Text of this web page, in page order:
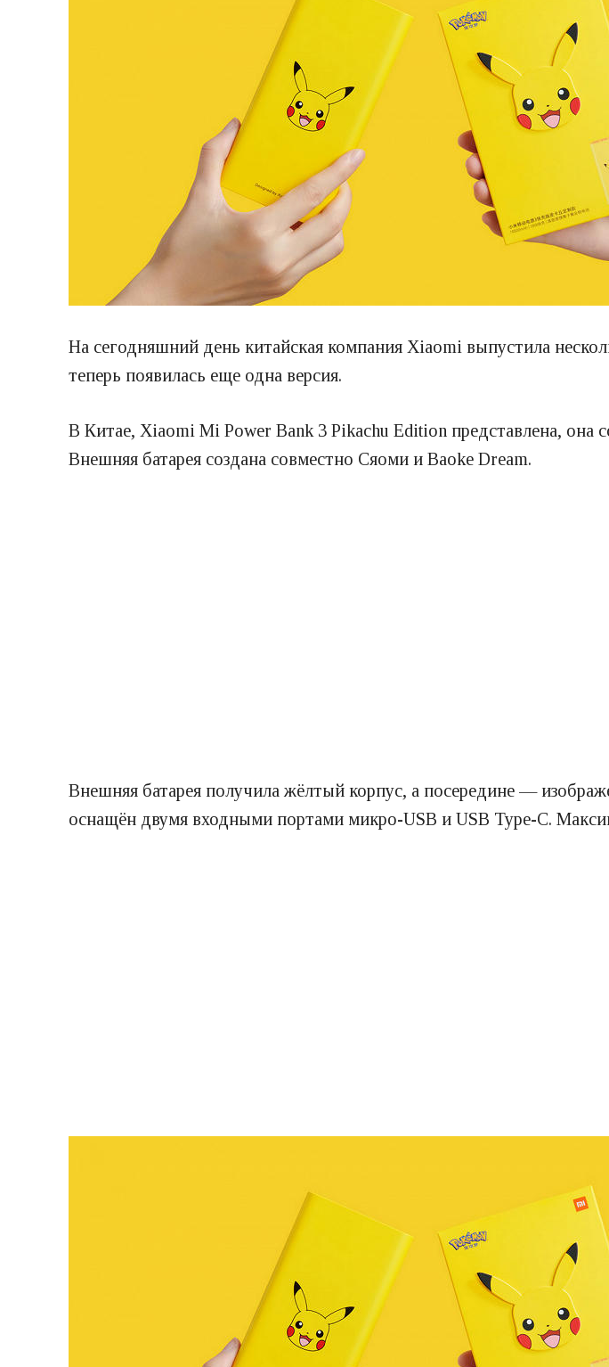
На сегодняшний день китайская компания Xiaomi выпустила
теперь появилась еще одна версия.
В Китае, Xiaomi Mi Power Bank 3 Pikachu Edition представлена, она
Внешняя батарея создана совместно Сяоми и Baoke Dream.
Внешняя батарея получила жёлтый корпус, а посередине —
оснащён двумя входными портами микро-USB и USB Type-C.